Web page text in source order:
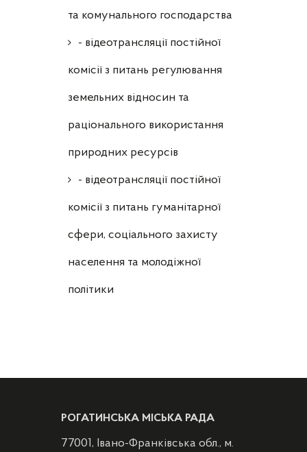
та комунального господарства
- відеотрансляції постійної
комісії з питань регулювання
земельних відносин та
раціонального використання
природних ресурсів
- відеотрансляції постійної
комісії з питань гуманітарної
сфери, соціального захисту
населення та молодіжної
політики
РОГАТИНСЬКА МІСЬКА РАДА
77001, Івано-Франківська обл., м.